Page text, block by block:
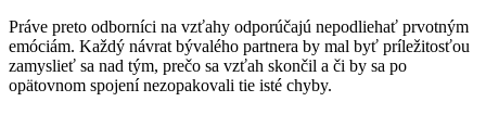
Práve preto odborníci na vzťahy odporúčajú nepodliehať prvotným
emóciám. Každý návrat bývalého partnera by mal byť príležitosťou
zamyslieť sa nad tým, prečo sa vzťah skončil a či by sa po
opätovnom spojení nezopakovali tie isté chyby.